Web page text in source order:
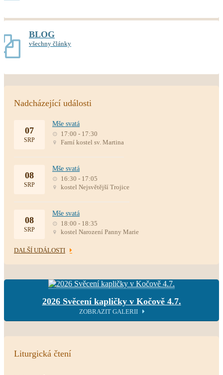
BLOG
všechny články
Nadcházející události
07
SRP
Mše svatá
17:00 - 17:30
Farní kostel sv. Martina
08
SRP
Mše svatá
16:30 - 17:05
kostel Nejsvětější Trojice
08
SRP
Mše svatá
18:00 - 18:35
kostel Narození Panny Marie
DALŠÍ UDÁLOSTI
2026 Svěcení kapličky v Kočově 4.7.
ZOBRAZIT GALERII
Liturgická čtení